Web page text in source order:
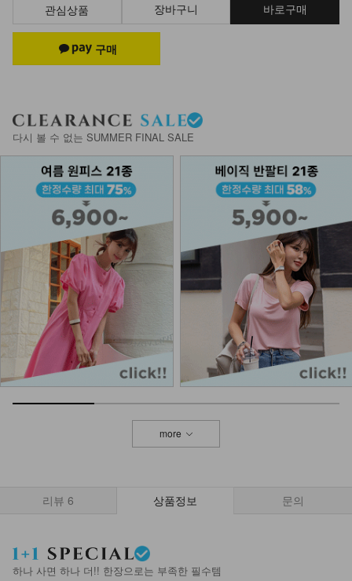
KOA-T-16/더블끈나시
13,900
9,900
NKA62-A-1/에어 브라캡 끈나시
13,900
나시에이비 1+1
27,800 15,900 43%
KOA-T-25/삼각 끈나시
11,900
4,900
NKA-T-1/베이직 어깨끈 나시
8,900 6,900 22%
7,900 5,900 25%
관심상품 장바구니 바로구매
다시 볼 수 없는 SUMMER FINAL SALE
more
리뷰 6 상품정보 문의
하나 사면 하나 더!! 한장으로는 부족한 필수템